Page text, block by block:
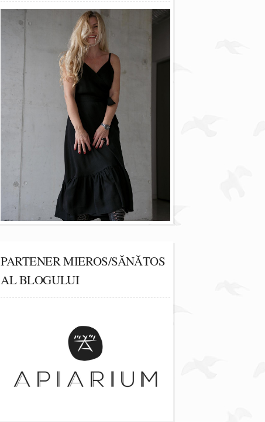
PARTENER MIEROS/SĂNĂTOS
AL BLOGULUI